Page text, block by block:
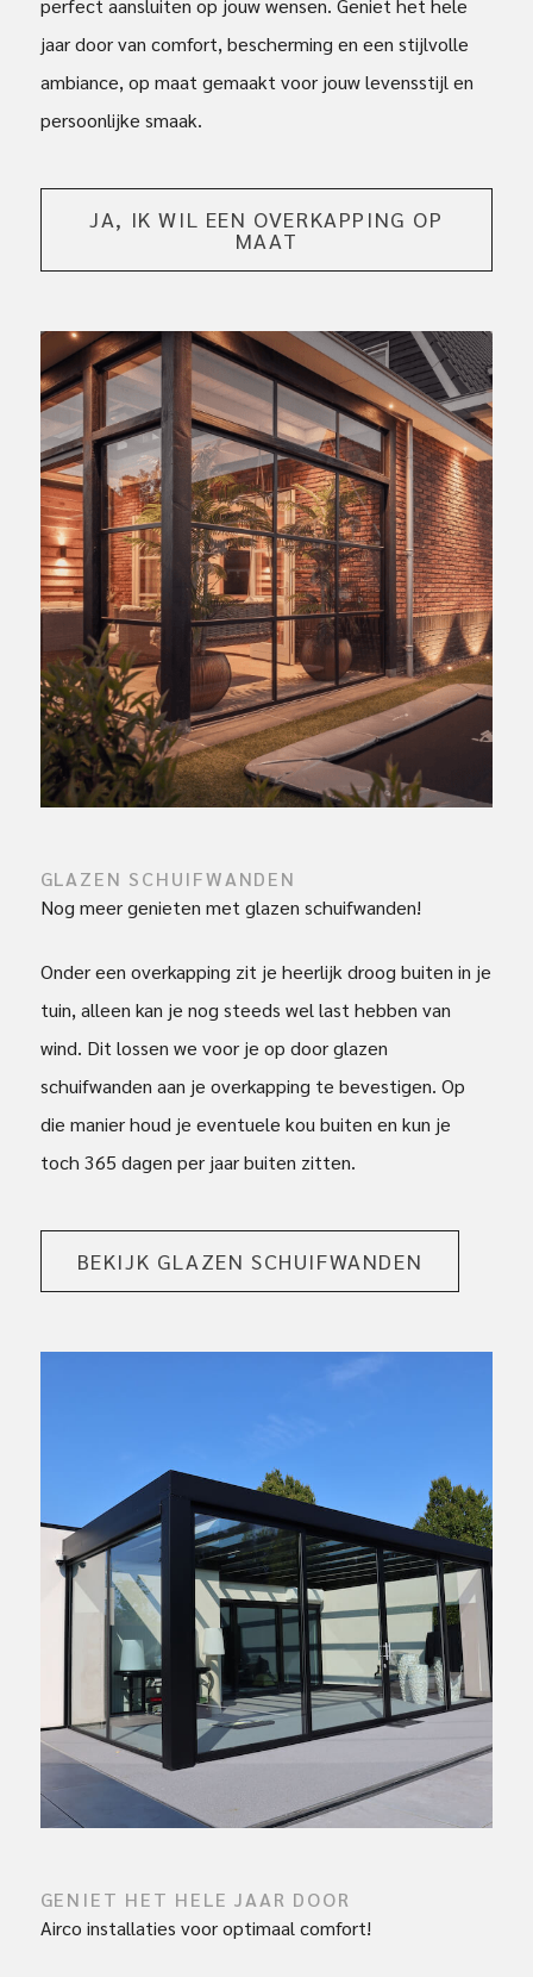
jaar door van comfort, bescherming en een stijlvolle
ambiance, op maat gemaakt voor jouw levensstijl en
persoonlijke smaak.
JA, IK WIL EEN OVERKAPPING OP
MAAT
GLAZEN SCHUIFWANDEN
Nog meer genieten met glazen schuifwanden!
Onder een overkapping zit je heerlijk droog buiten in je
tuin, alleen kan je nog steeds wel last hebben van
wind. Dit lossen we voor je op door glazen
schuifwanden aan je overkapping te bevestigen. Op
die manier houd je eventuele kou buiten en kun je
toch 365 dagen per jaar buiten zitten.
BEKIJK GLAZEN SCHUIFWANDEN
GENIET HET HELE JAAR DOOR
Airco installaties voor optimaal comfort!